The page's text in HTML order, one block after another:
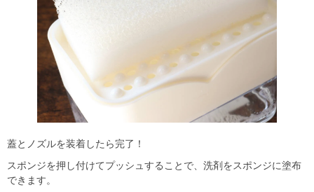
蓋とノズルを装着したら完了！
スポンジを押し付けてプッシュすることで、洗剤をスポンジに塗布
できます。